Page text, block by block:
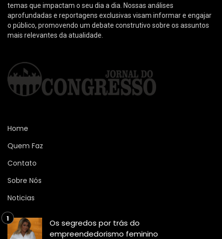
temas que impactam o seu dia a dia. Nossas análises
aprofundadas e reportagens exclusivas visam informar e engajar
o público, promovendo um debate construtivo sobre os assuntos
mais relevantes da atualidade.
Home
Quem Faz
Contato
Sobre Nós
Noticias
Os segredos por trás do
empreendedorismo feminino